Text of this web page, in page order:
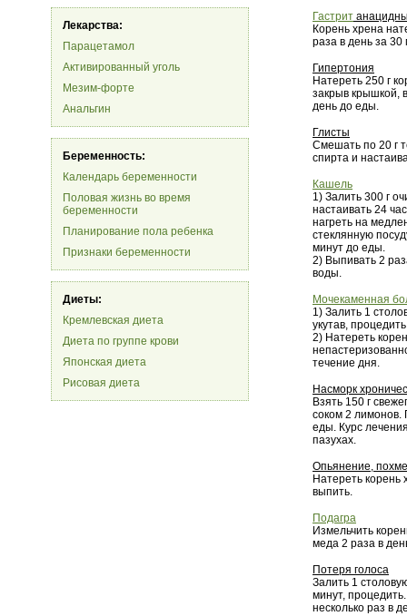
Лекарства:
Парацетамол
Активированный уголь
Мезим-форте
Анальгин
Беременность:
Календарь беременности
Половая жизнь во время
беременности
Планирование пола ребенка
Признаки беременности
Диеты:
Кремлевская диета
Диета по группе крови
Японская диета
Рисовая диета
Гастрит
Корень хрена
раза в день за
Гипертония
Натереть 250 г
закрыв крышкой,
день до еды.
Глисты
Смешать по 20 г
спирта и
Кашель
1) Залить 300 г
настаивать 24
нагреть на
стеклянную
минут до еды.
2) Выпивать 2
воды.
Мочекаменная
1) Залить 1
укутав,
2) Натереть
течение дня.
Насморк
Взять 150 г
соком 2 лимонов.
еды. Курс
пазухах.
Опьянение,
Натереть
выпить.
Подагра
Измельчить
меда 2 раза в
Потеря голоса
Залить 1
минут,
несколько раз в